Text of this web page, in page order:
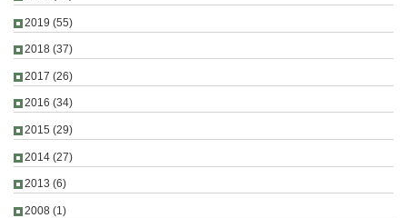
2019 (55)
2018 (37)
2017 (26)
2016 (34)
2015 (29)
2014 (27)
2013 (6)
2008 (1)